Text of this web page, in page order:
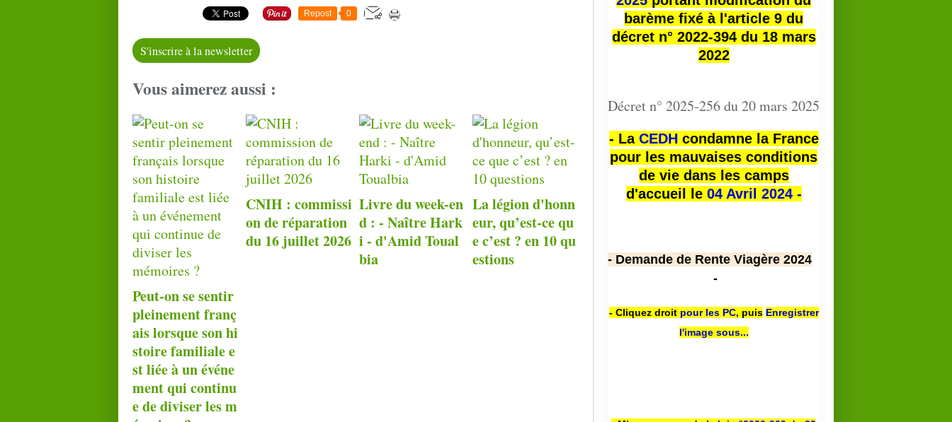
Repost 0
S'inscrire à la newsletter
Vous aimerez aussi :
Peut-on se sentir
pleinement franç
ais lorsque son hi
stoire familiale e
st liée à un événe
ment qui continu
e de diviser les m
CNIH : commissi
on de réparation
du 16 juillet 2026
Livre du week-en
d : - Naître Hark
i - d'Amid Toual
bia
La légion d'honn
eur, qu’est-ce qu
e c’est ? en 10 qu
estions
barème fixé à l'article 9 du
décret n° 2022-394 du 18 mars
2022
Décret n° 2025-256 du 20 mars 2025
- La CEDHcondamne la France
pour les mauvaises conditions
de vie dans les camps
d'accueil le 04 Avril 2024 -
- Demande de Rente Viagère 2024
-
- Cliquez droit pour les PC, puis Enregistrer
l'image sous...